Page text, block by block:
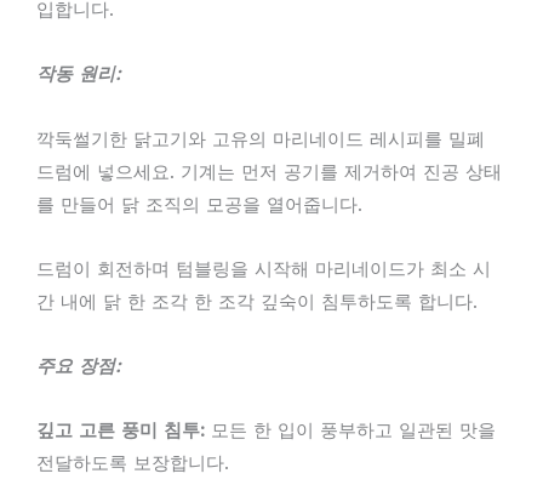
입합니다.
작동 원리:
깍둑썰기한 닭고기와 고유의 마리네이드 레시피를 밀폐
드럼에 넣으세요. 기계는 먼저 공기를 제거하여 진공 상태
를 만들어 닭 조직의 모공을 열어줍니다.
드럼이 회전하며 텀블링을 시작해 마리네이드가 최소 시
간 내에 닭 한 조각 한 조각 깊숙이 침투하도록 합니다.
주요 장점:
깊고 고른 풍미 침투: 모든 한 입이 풍부하고 일관된 맛을
전달하도록 보장합니다.